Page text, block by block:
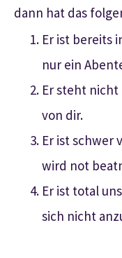
dann hat das
Er ist bereits
nur ein
Er steht
von dir.
Er ist schwer
wird not
Er ist total
sich nicht